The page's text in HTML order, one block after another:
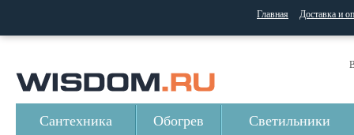
Главная Доставка и
Сантехника Обогрев Светильники